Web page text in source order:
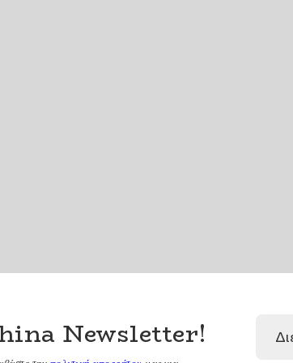
Newsletter!